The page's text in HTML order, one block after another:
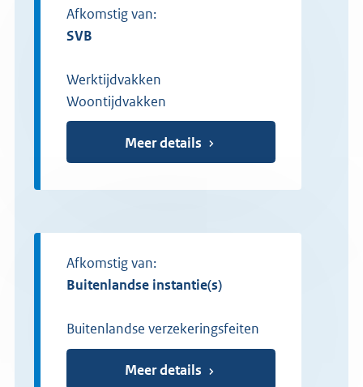
Afkomstig van:
SVB
Werktijdvakken
Woontijdvakken
Meer details
Afkomstig van:
buitenlandse instantie(s)
Buitenlandse verzekeringsfeiten
Meer details